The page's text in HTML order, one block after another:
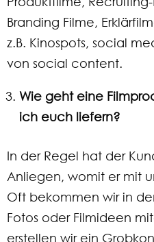
Branding Filme,
z.B. Kinospots, social
von social content.
Wie geht eine
ich euch liefern?
In der Regel hat der
Anliegen, womit er mit
Oft bekommen wir in
Fotos oder Filmideen
erstellen wir ein